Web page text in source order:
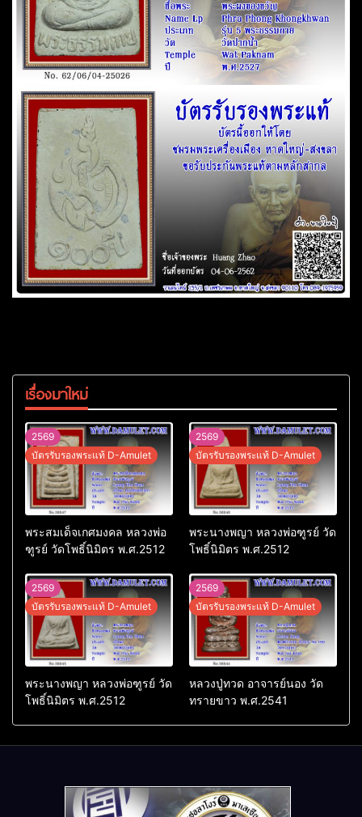
เรื่องมาใหม่
2569
บัตรรับรองพระแท้ D-Amulet
พระสมเด็จเกศมงคล หลวงพ่อ
ฑูรย์ วัดโพธิ์นิมิตร พ.ศ.2512
2569
บัตรรับรองพระแท้ D-Amulet
พระนางพญา หลวงพ่อฑูรย์ วัด
โพธิ์นิมิตร พ.ศ.2512
2569
บัตรรับรองพระแท้ D-Amulet
พระนางพญา หลวงพ่อฑูรย์ วัด
โพธิ์นิมิตร พ.ศ.2512
2569
บัตรรับรองพระแท้ D-Amulet
หลวงปู่ทวด อาจารย์นอง วัด
ทรายขาว พ.ศ.2541